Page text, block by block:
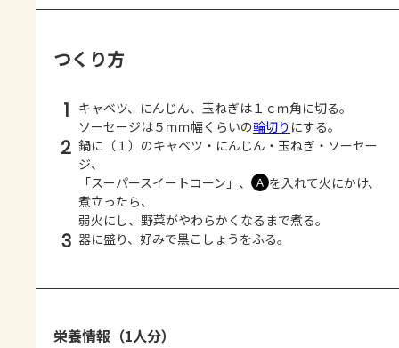
つくり方
1 キャベツ、にんじん、玉ねぎは１ｃｍ角に切る。
ソーセージは５ｍｍ幅くらいの輪切り にする。
2 鍋に（１）のキャベツ・にんじん・玉ねぎ・ソーセー
ジ、
「スーパースイートコーン」、
Ａ を入れて火にかけ、
煮立ったら、
弱火にし、野菜がやわらかくなるまで煮る。
3 器に盛り、好みで黒こしょうをふる。
栄養情報（1人分）